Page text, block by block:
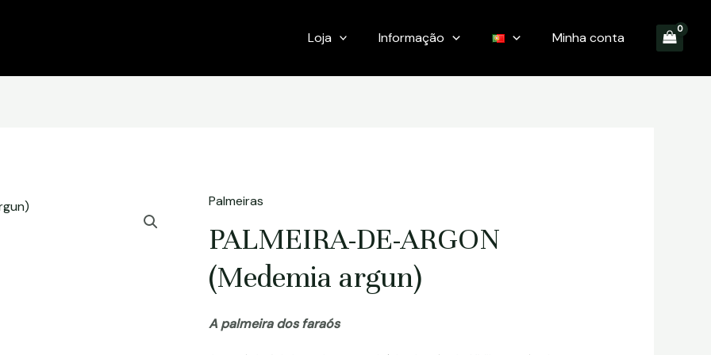
Loja Informação Minha conta
Palmeiras
PALMEIRA-DE-ARGON
(Medemia argun)
A palmeira dos faraós